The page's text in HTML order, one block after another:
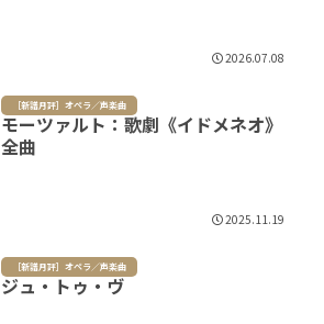
2026.07.08
［新譜月評］オペラ／声楽曲
モーツァルト：歌劇《イドメネオ》
全曲
2025.11.19
［新譜月評］オペラ／声楽曲
ジュ・トゥ・ヴ